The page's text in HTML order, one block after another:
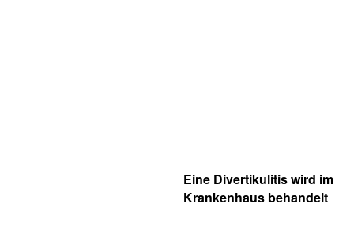
Eine Divertikulitis wird im
Krankenhaus behandelt